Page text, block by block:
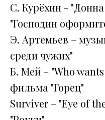
С. Курёхин -
"Господин
Э. Артемьев –
среди чужих"
Б. Мей – "Who
фильма "Горец"
Surviver – "Eye of